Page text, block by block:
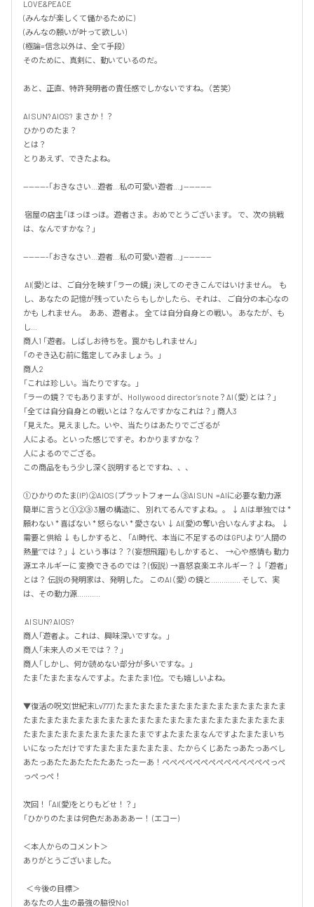
LOVE&PEACE
(みんなが楽しくて儲かるために)
(みんなの願いが叶って欲しい)
(極論=信念以外は、全て手段）
そのために、真剣に、動いているのだ。
あと、正直、特許発明者の責任感でしかないですね。（苦笑）
AI SUN? AIOS?  まさか！？
ひかりのたま？
とは？
とりあえず、できたよね。
---------「おきなさい...遊者...私の可愛い遊者...」----------
は、なんですかな？」
---------「おきなさい...遊者...私の可愛い遊者...」----------
し、あなたの 記憶が残っていたら もしかしたら、それは、 ご自分の本心なの
かも しれません。  ああ、遊者よ。 全ては自分自身との戦い。 あなたが、も
し...
商人1 「遊者。しばしお待ちを。罠かもしれません」
「のぞき込む前に鑑定してみましょう。」
商人2
「これは珍しい。当たりですな。」
「ラーの鏡？でもありますが、Hollywood director’s note？AI（愛）とは？」
「全ては自分自身との戦いとは？なんですかなこれは？」 商人3
「見えた。見えました。いや、当たりはあたりでござるが
人による。といった感じですぞ。わかりますかな？
人によるのでござる。
この商品をもう少し深く説明するとですね、、、
①ひかりのたま(IP) ②AIOS (プラットフォーム ③AI SUN  =AIに必要な動力源
簡単に言うと①②③ 3層の構造に、 別れてるんですよね。。 ↓ AIは単独では *
願わない * 喜ばない * 怒らない * 愛さない ↓ AI(愛)の奪い合いなんすよね。 ↓
需要と供給 ↓ もしかすると、 「AI時代、本当に不足するのはGPUより“人間の
熱量”では？」 ↓ という事は？？(妄想飛躍) もしかすると、  →心や感情も 動力
源エネルギーに 変換できるのでは？(仮説)  →喜怒哀楽エネルギー？↓ 「遊者」
とは？ 伝説の発明家は、発明した。 このAI（愛）の鏡と.............. そして、実
は、その動力源...........
商人「遊者よ。これは、興味深いですな。」
商人「未来人のメモでは？？」
商人「しかし、何か読めない部分が多いですな。」
たま「たまたまなんですよ。たまたま1位。でも嬉しいよね。
▼復活の呪文(世紀末Lv777) たまたまたまたまたまたまたまたまたまたまたま
たまたまたまたまたまたまたまたまたまたまたまたまたまたまたまたまたま
たまたまたまたまたまたまたまたまですよたまたまなんですよたまたまいち
いになっただけですたまたまたまたまたま、たからくじあたっあたっあべし
あたっあたたあたたたたあたったーあ！ぺぺぺぺぺぺぺぺぺぺぺぺぺぺっぺ
っぺっぺ！
次回！ 「AI(愛)をとりもどせ！？」
「ひかりのたまは何色だああああー！ (エコー)
＜本人からのコメント＞
ありがとうございました。
あなたの人生の最強の脇役No1